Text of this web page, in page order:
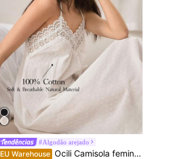
#Algodão arejado
EU Warehouse Ocili Camisola feminina 100% algodão jacquard com bordado floral e laço, macia e confortável.